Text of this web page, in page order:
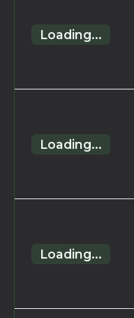
Loading...
Loading...
Loading...